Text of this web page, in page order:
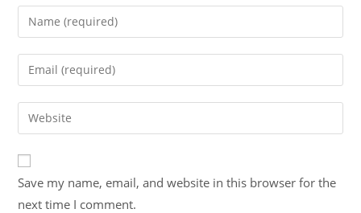
Enter
your
name
comment
Enter
your
email
address
comment
Enter
your
website
URL
(optional)
Save my name, email, and website in this browser for the
next time I comment.